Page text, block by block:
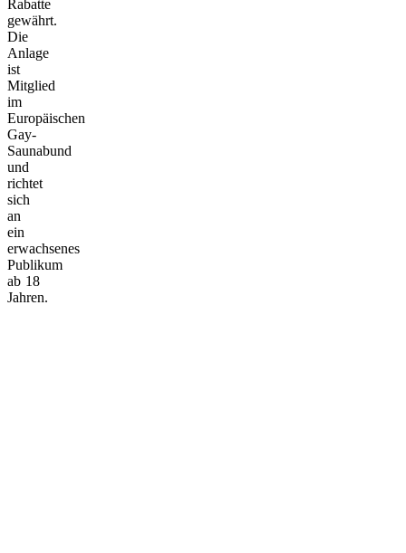
Rabatte
gewährt.
Die
Anlage
ist
Mitglied
im
Europäischen
Gay-
Saunabund
und
richtet
sich
an
ein
erwachsenes
Publikum
ab 18
Jahren.